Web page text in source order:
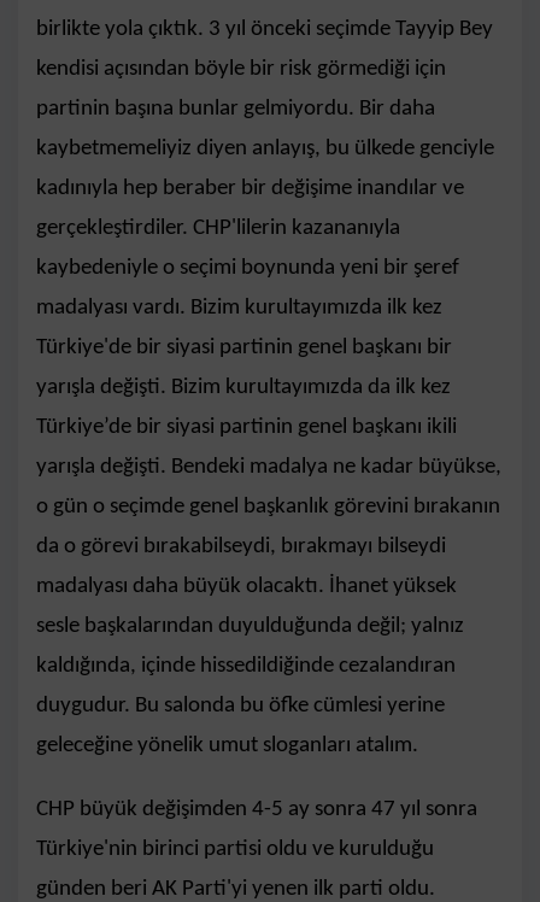
birlikte yola çıktık. 3 yıl önceki seçimde Tayyip Bey
kendisi açısından böyle bir risk görmediği için
partinin başına bunlar gelmiyordu. Bir daha
kaybetmemeliyiz diyen anlayış, bu ülkede genciyle
kadınıyla hep beraber bir değişime inandılar ve
gerçekleştirdiler. CHP'lilerin kazananıyla
kaybedeniyle o seçimi boynunda yeni bir şeref
madalyası vardı. Bizim kurultayımızda ilk kez
Türkiye'de bir siyasi partinin genel başkanı bir
yarışla değişti. Bizim kurultayımızda da ilk kez
Türkiye’de bir siyasi partinin genel başkanı ikili
yarışla değişti. Bendeki madalya ne kadar büyükse,
o gün o seçimde genel başkanlık görevini bırakanın
da o görevi bırakabilseydi, bırakmayı bilseydi
madalyası daha büyük olacaktı. İhanet yüksek
sesle başkalarından duyulduğunda değil; yalnız
kaldığında, içinde hissedildiğinde cezalandıran
duygudur. Bu salonda bu öfke cümlesi yerine
geleceğine yönelik umut sloganları atalım.
CHP büyük değişimden 4-5 ay sonra 47 yıl sonra
Türkiye'nin birinci partisi oldu ve kurulduğu
günden beri AK Parti'yi yenen ilk parti oldu.